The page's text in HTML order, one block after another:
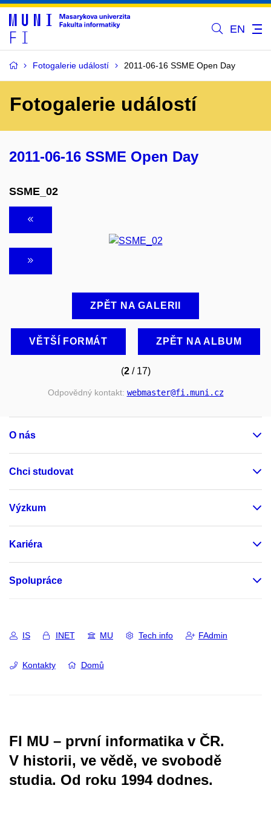
EN
Fotogalerie událostí 2011-06-16 SSME Open Day
Fotogalerie událostí
2011-06-16 SSME Open Day
SSME_02
ZPĚT NA GALERII
VĚTŠÍ FORMÁT ZPĚT NA ALBUM
(2/ 17)
Odpovědný kontakt: webmaster@fi.muni.cz
O nás
Chci studovat
Výzkum
Kariéra
Spolupráce
IS INET MU Tech info FAdmin
Kontakty Domů
FI MU – první informatika v ČR.
V historii, ve vědě, ve svobodě
studia. Od roku 1994 dodnes.